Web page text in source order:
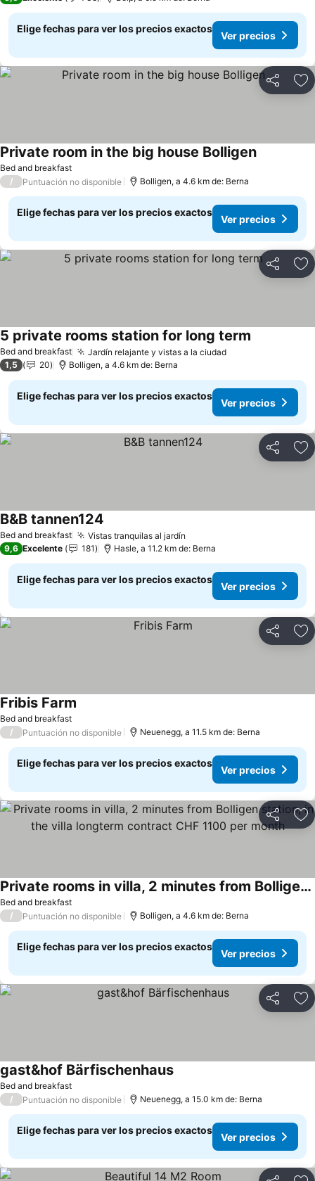
Elige fechas para ver los precios exactos
Ver precios
Compartir
Bed and breakfast
Private room in the big house Bolligen
/ Puntuación no disponible Bolligen, a 4.6 km de: Berna
Elige fechas para ver los precios exactos
Ver precios
Compartir
Bed and breakfast Jardín relajante y vistas a la ciudad
5 private rooms station for long term
1,5 20 Bolligen, a 4.6 km de: Berna
Elige fechas para ver los precios exactos
Ver precios
Compartir
Bed and breakfast Vistas tranquilas al jardín
B&B tannen124
9,6 Excelente 181 Hasle, a 11.2 km de: Berna
Elige fechas para ver los precios exactos
Ver precios
Compartir
Bed and breakfast
Fribis Farm
/ Puntuación no disponible Neuenegg, a 11.5 km de: Berna
Elige fechas para ver los precios exactos
Ver precios
Compartir
Bed and breakfast
Private rooms in villa, 2 minutes from Bolligen station, in the villa longterm contract CHF 1100 per month
/ Puntuación no disponible Bolligen, a 4.6 km de: Berna
Elige fechas para ver los precios exactos
Ver precios
Compartir
Bed and breakfast
gast&hof Bärfischenhaus
/ Puntuación no disponible Neuenegg, a 15.0 km de: Berna
Elige fechas para ver los precios exactos
Ver precios